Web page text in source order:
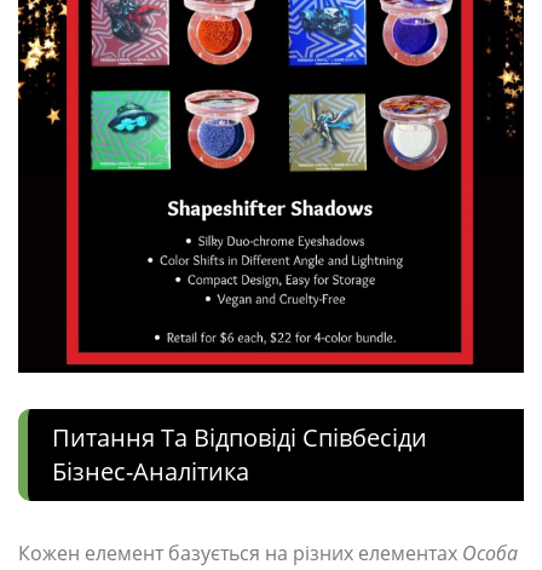
Питання Та Відповіді Співбесіди
Бізнес-Аналітика
Кожен елемент базується на різних елементах Особа